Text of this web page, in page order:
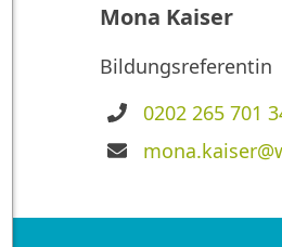
Mona Kaiser
Bildungsreferentin
Telefon
0202 265 701
E-